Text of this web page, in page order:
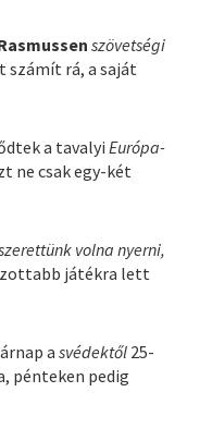
szövetségi
számít rá, a saját
a tavalyiEurópa-
ne csak egy-két
volna nyerni,
játékra lett
asvédektől 25-
pénteken pedig